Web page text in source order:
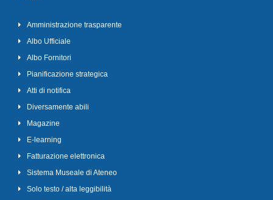
Amministrazione trasparente
Albo Ufficiale
Albo Fornitori
Pianificazione strategica
Atti di notifica
Diversamente abili
Magazine
E-learning
Fatturazione elettronica
Sistema Museale di Ateneo
Solo testo / alta leggibilità